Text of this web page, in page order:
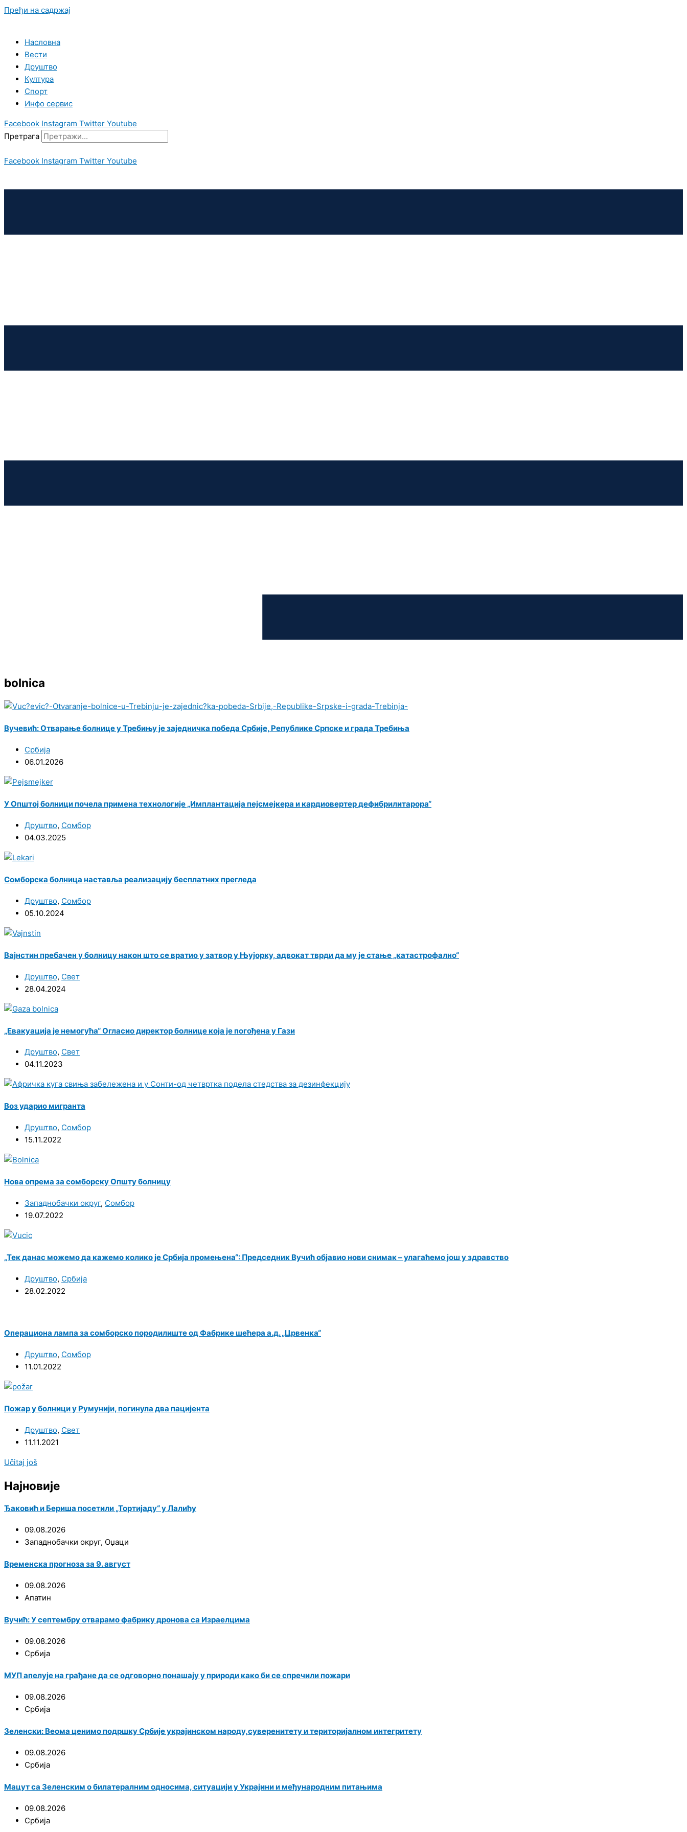
Пређи на садржај
Насловна
Вести
Друштво
Култура
Спорт
Инфо сервис
Facebook Instagram Twitter Youtube
Претрага
Facebook Instagram Twitter Youtube
bolnica
Вучевић: Отварање болнице у Требињу је заједничка победа Србије, Републике Српске и града Требиња
Србија
06.01.2026
У Општој болници почела примена технологије „Имплантација пејсмејкера и кардиовертер дефибрилитарора“
Друштво, Сомбор
04.03.2025
Сомборска болница наставља реализацију бесплатних прегледа
Друштво, Сомбор
05.10.2024
Вајнстин пребачен у болницу након што се вратио у затвор у Њујорку, адвокат тврди да му је стање „катастрофално“
Друштво, Свет
28.04.2024
„Евакуација је немогућа“ Огласио директор болнице која је погођена у Гази
Друштво, Свет
04.11.2023
Воз ударио мигранта
Друштво, Сомбор
15.11.2022
Нова опрема за сомборску Општу болницу
Западнобачки округ, Сомбор
19.07.2022
„Тек данас можемо да кажемо колико је Србија промењена“: Председник Вучић објавио нови снимак – улагаћемо још у здравство
Друштво, Србија
28.02.2022
Операциона лампа за сомборско породилиште од Фабрике шећера а.д. „Црвенка“
Друштво, Сомбор
11.01.2022
Пожар у болници у Румунији, погинула два пацијента
Друштво, Свет
11.11.2021
Učitaj još
Најновије
Ђаковић и Бериша посетили „Тортијаду“ у Лалићу
09.08.2026
Западнобачки округ, Оџаци
Временска прогноза за 9. август
09.08.2026
Апатин
Вучић: У септембру отварамо фабрику дронова са Израелцима
09.08.2026
Србија
МУП апелује на грађане да се одговорно понашају у природи како би се спречили пожари
09.08.2026
Србија
Зеленски: Веома ценимо подршку Србије украјинском народу,суверенитету и територијалном интегритету
09.08.2026
Србија
Мацут са Зеленским о билатералним односима, ситуацији у Украјини и међународним питањима
09.08.2026
Србија